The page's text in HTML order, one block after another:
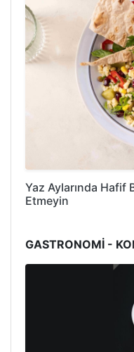
Yaz Aylarında Hafif
Etmeyin
GASTRONOMİ -